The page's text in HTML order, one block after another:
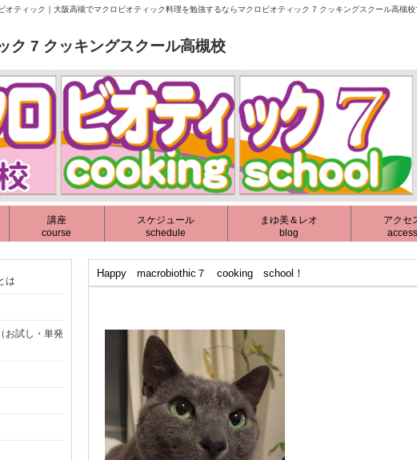
オティック｜大阪高槻でマクロビオティック料理を勉強するならマクロビオティック 7 クッキングスクール高槻
ク 7 クッキングスクール高槻校
講座
course
スケジュール
schedule
まゆ美＆レオ
blog
アクセ
access
Happy macrobiothic７ cooking school！
は
お試し・単発